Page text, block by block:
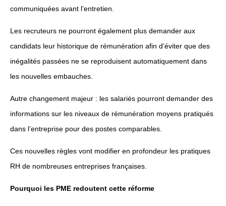
communiquées avant l’entretien.
Les recruteurs ne pourront également plus demander aux
candidats leur historique de rémunération afin d’éviter que des
inégalités passées ne se reproduisent automatiquement dans
les nouvelles embauches.
Autre changement majeur : les salariés pourront demander des
informations sur les niveaux de rémunération moyens pratiqués
dans l’entreprise pour des postes comparables.
Ces nouvelles règles vont modifier en profondeur les pratiques
RH de nombreuses entreprises françaises.
Pourquoi les PME redoutent cette réforme